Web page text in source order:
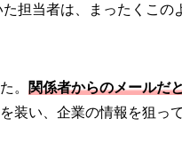
担当者は、まったくこ
。 関係者からのメールだ
装い、企業の情報を狙っ